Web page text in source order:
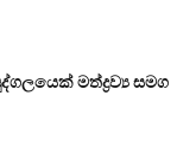
මත්ද්‍රව්‍ය සමග